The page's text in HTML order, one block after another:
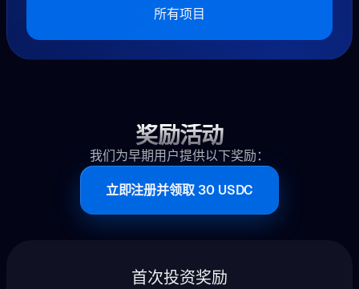
所有项目
奖励活动
我们为早期用户提供以下奖励：
立即注册并领取 30 USDC
首次投资奖励